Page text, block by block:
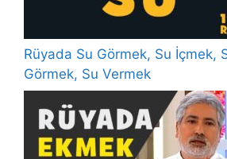
Rüyada Su Görmek, Su İçmek,
Görmek, Su Vermek